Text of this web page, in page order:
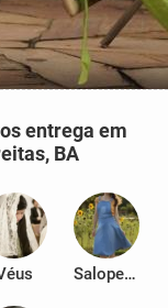
entrega em
BA
Salopetes